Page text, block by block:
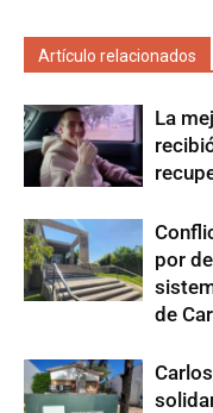
Artículo relacionados
La
por
de